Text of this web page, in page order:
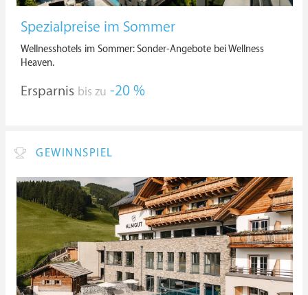
Spezialpreise im Sommer
Wellnesshotels im Sommer: Sonder-Angebote bei Wellness
Heaven.
Ersparnis bis zu -20 %
GEWINNSPIEL